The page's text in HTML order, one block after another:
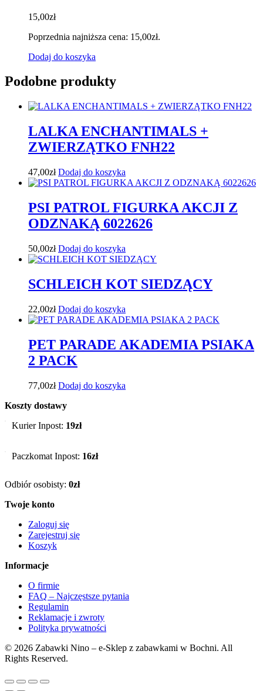
15,00zł
Poprzednia najniższa cena: 15,00zł.
Dodaj do koszyka
Podobne produkty
LALKA ENCHANTIMALS +
ZWIERZĄTKO FNH22
47,00zł Dodaj do koszyka
PSI PATROL FIGURKA AKCJI Z
ODZNAKĄ 6022626
50,00zł Dodaj do koszyka
SCHLEICH KOT SIEDZĄCY
22,00zł Dodaj do koszyka
PET PARADE AKADEMIA PSIAKA
2 PACK
77,00zł Dodaj do koszyka
Koszty dostawy
Kurier Inpost: 19zł
Paczkomat Inpost: 16zł
Odbiór osobisty: 0zł
Twoje konto
Zaloguj się
Zarejestruj się
Koszyk
Informacje
O firmie
FAQ – Najczęstsze pytania
Regulamin
Reklamacje i zwroty
Polityka prywatności
© 2026 Zabawki Nino – e-Sklep z zabawkami w Bochni. All
Rights Reserved.